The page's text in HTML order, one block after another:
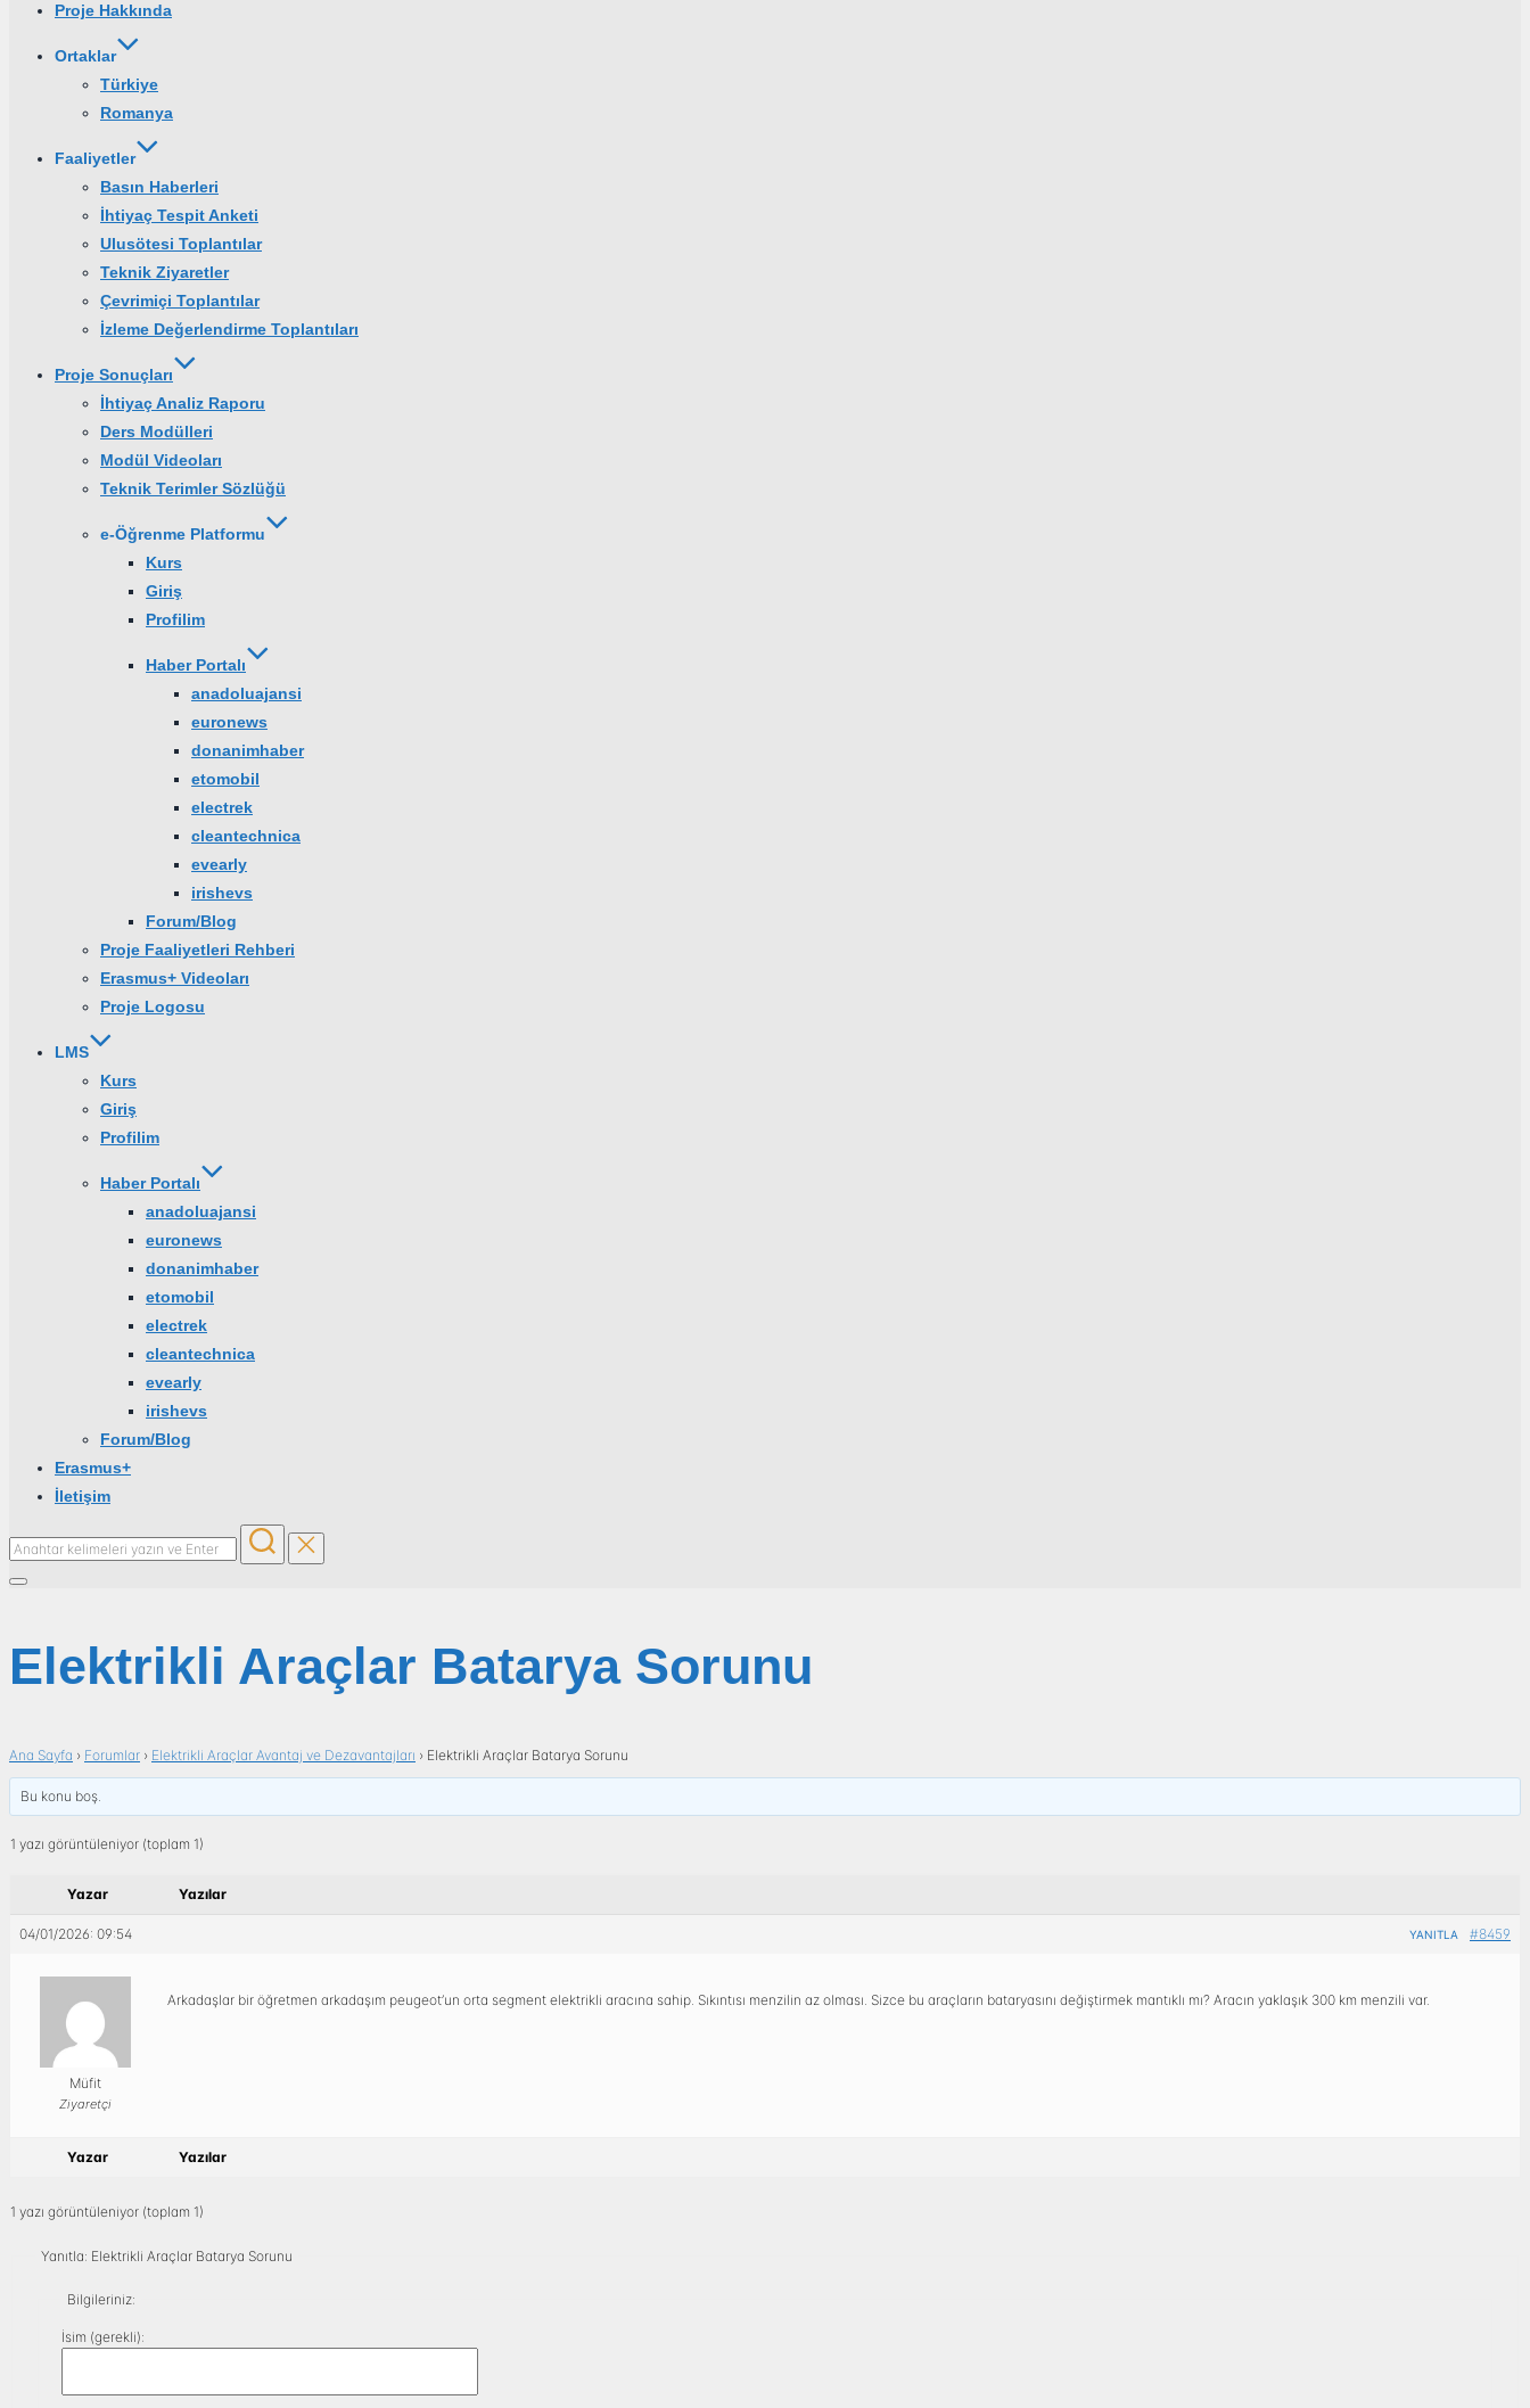
Proje Hakkında
Ortaklar
Türkiye
Romanya
Faaliyetler
Basın Haberleri
İhtiyaç Tespit Anketi
Ulusötesi Toplantılar
Teknik Ziyaretler
Çevrimiçi Toplantılar
İzleme Değerlendirme Toplantıları
Proje Sonuçları
İhtiyaç Analiz Raporu
Ders Modülleri
Modül Videoları
Teknik Terimler Sözlüğü
e-Öğrenme Platformu
Kurs
Giriş
Profilim
Haber Portalı
anadoluajansi
euronews
donanimhaber
etomobil
electrek
cleantechnica
evearly
irishevs
Forum/Blog
Proje Faaliyetleri Rehberi
Erasmus+ Videoları
Proje Logosu
LMS
Kurs
Giriş
Profilim
Haber Portalı
anadoluajansi
euronews
donanimhaber
etomobil
electrek
cleantechnica
evearly
irishevs
Forum/Blog
Erasmus+
İletişim
Aranacak
içerik:
dolaşımı
aç/kapat
Elektrikli Araçlar Batarya Sorunu
Ana Sayfa › Forumlar › Elektrikli Araçlar Avantaj ve Dezavantajları › Elektrikli Araçlar Batarya Sorunu
Bu konu boş.
1 yazı görüntüleniyor (toplam 1)
Yazar Yazılar
04/01/2026: 09:54 #8459
YANITLA
Müfit
Ziyaretçi
Arkadaşlar bir öğretmen arkadaşım peugeot’un orta segment elektrikli aracına sahip. Sıkıntısı menzilin az olması. Sizce bu araçların bataryasını değiştirmek mantıklı mı? Aracın yaklaşık 300 km menzili var.
Yazar Yazılar
1 yazı görüntüleniyor (toplam 1)
Yanıtla: Elektrikli Araçlar Batarya Sorunu
Bilgileriniz:
İsim (gerekli):